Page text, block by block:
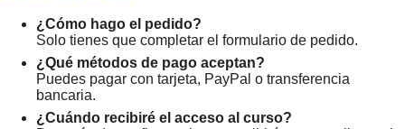
¿Cómo hago el pedido?
Solo tienes que completar el formulario de pedido.
¿Qué métodos de pago aceptan?
Puedes pagar con tarjeta, PayPal o transferencia
bancaria.
¿Cuándo recibiré el acceso al curso?